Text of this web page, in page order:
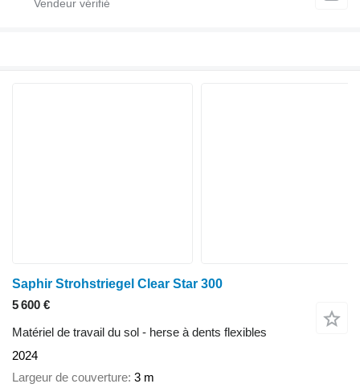
Saphir Strohstriegel Clear Star 300
5 600 €
Matériel de travail du sol - herse à dents flexibles
2024
Largeur de couverture 3 m